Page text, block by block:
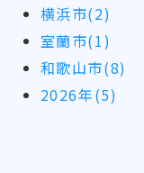
横浜市(2)
室蘭市(1)
和歌山市(8)
2026年(5)